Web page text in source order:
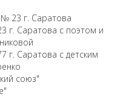
23 г. Саратова
г. Саратова с поэтом и
г. Саратова с детским
союз"